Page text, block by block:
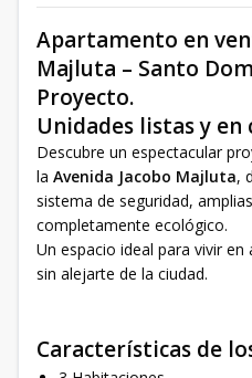
Apartamento en
Majluta – Santo
Proyecto.
Unidades listas y en
Descubre un espectacular
la Avenida Jacobo Majluta,
sistema de seguridad,
completamente ecológico.
Un espacio ideal para vivir
sin alejarte de la ciudad.
Características de